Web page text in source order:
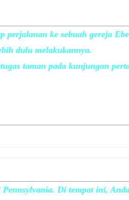
ke sebuah gereja
dulu melakukannya.
taman pada kunjungan
Di tempat ini,